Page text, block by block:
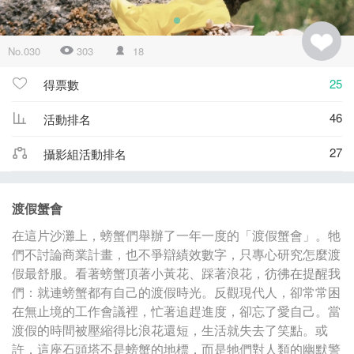
No.030 303 18
得票數 25
活動排名 46
攝影組活動排名 27
渡假蟹會
在這片沙灘上，螃蟹們舉辦了一年一度的「渡假蟹會」。牠
們不討論商業計畫，也不爭辯績效數字，只專心研究怎麼渡
假最舒服。看著螃蟹頂著小黃花、踩著浪花，彷彿在提醒我
們：就連螃蟹都有自己的渡假時光。反觀現代人，卻常常困
在無止境的工作會議裡，忙著追趕進度，卻忘了愛自己。當
渡假的時間被壓縮得比浪花還短，生活就失去了笑點。或
許，這座石頭塔不是螃蟹的地標，而是牠們對人類的幽默警